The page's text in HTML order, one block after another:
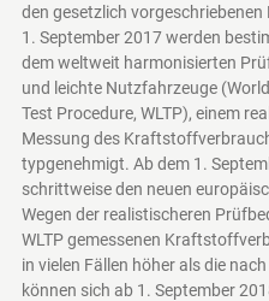
den gesetzlich
1. September 2017 werden
dem weltweit harmonisierten
und leichte Nutzfahrzeuge
Test Procedure, WLTP), einem
Messung des
typgenehmigt. Ab dem 1.
schrittweise den neuen
Wegen der realistischeren
WLTP gemessenen
in vielen Fällen höher als die
können sich ab 1. September